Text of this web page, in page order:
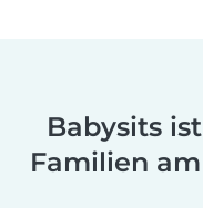
Babysits
Familien